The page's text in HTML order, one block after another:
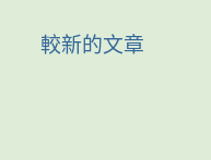
較新的文章